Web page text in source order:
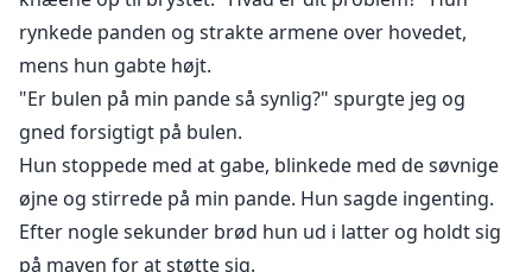
mellem dem, eller vil Hames' ubønhørlige ønske om at
besidde hende skubbe hende væk for altid?
rynkede panden og strakte armene over hovedet,
mens hun gabte højt.
"Er bulen på min pande så synlig?" spurgte jeg og
gned forsigtigt på bulen.
Hun stoppede med at gabe, blinkede med de søvnige
øjne og stirrede på min pande. Hun sagde ingenting.
Efter nogle sekunder brød hun ud i latter og holdt sig
på maven for at støtte sig.